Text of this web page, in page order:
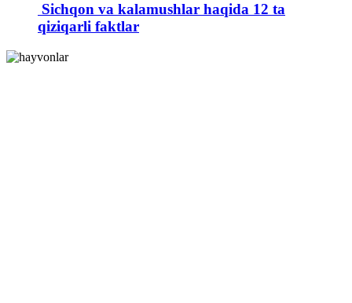
Sichqon va kalamushlar haqida 12 ta
qiziqarli faktlar